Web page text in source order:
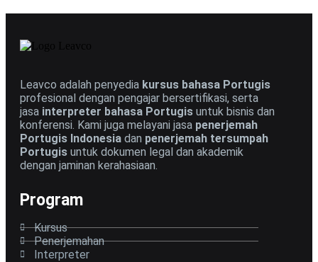
Leavco adalah penyedia kursus bahasa Portugis
profesional dengan pengajar bersertifikasi, serta
jasa interpreter bahasa Portugis untuk bisnis dan
konferensi. Kami juga melayani jasa penerjemah
Portugis Indonesia dan penerjemah tersumpah
Portugis untuk dokumen legal dan akademik
dengan jaminan kerahasiaan.
Program
Kursus
Penerjemahan
Interpreter